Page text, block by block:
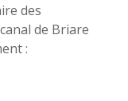
des
de Briare
: